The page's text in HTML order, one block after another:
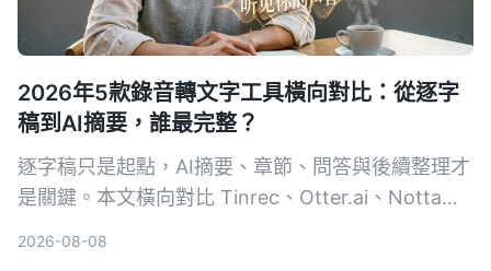
2026年5款錄音轉文字工具橫向對比：從逐字
稿到AI摘要，誰最完整？
逐字稿只是起點，AI摘要、章節、問答與後續整理才
是關鍵。本文橫向對比 Tinrec、Otter.ai、Notta、
2026-08-08